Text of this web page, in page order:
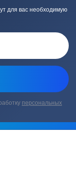
для вас необходимую
персональных